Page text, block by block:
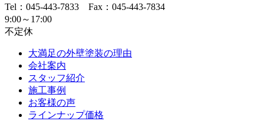
Tel：045-443-7833 Fax：045-443-7834
9:00～17:00
不定休
大満足の外壁塗装の理由
会社案内
スタッフ紹介
施工事例
お客様の声
ラインナップ価格